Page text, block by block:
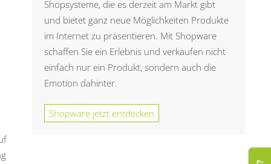
Shopsysteme, die es derzeit am Markt gibt
und bietet ganz neue Möglichkeiten Produkte
im Internet zu präsentieren. Mit Shopware
schaffen Sie ein Erlebnis und verkaufen nicht
einfach nur ein Produkt, sondern auch die
Emotion dahinter.
Shopware jetzt entdecken